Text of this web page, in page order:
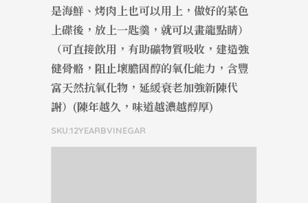
是海鮮、烤肉上也可以用上，做好的菜色
上碟後，放上一匙羹，就可以畫龍點睛）
（可直接飲用，有助礦物質吸收，建造強
健骨骼，阻止壞膽固醇的氧化能力，含豐
富天然抗氧化物，延緩衰老加強新陳代
謝）(陳年越久，味道越濃越醇厚)
SKU:12YEARBVINEGAR